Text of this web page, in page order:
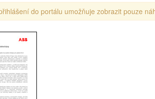
do portálu umožňuje zobrazit pouze